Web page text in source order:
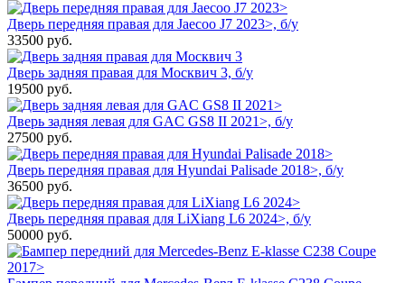
Дверь передняя правая для Jaecoo J7 2023>, б/у
33500 руб.
Дверь задняя правая для Москвич 3, б/у
19500 руб.
Дверь задняя левая для GAC GS8 II 2021>, б/у
27500 руб.
Дверь передняя правая для Hyundai Palisade 2018>, б/у
36500 руб.
Дверь передняя правая для LiXiang L6 2024>, б/у
50000 руб.